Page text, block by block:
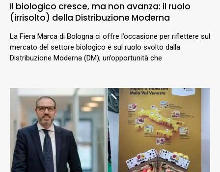
Il biologico cresce, ma non avanza: il ruolo
(irrisolto) della Distribuzione Moderna
La Fiera Marca di Bologna ci offre l’occasione per riflettere sul
mercato del settore biologico e sul ruolo svolto dalla
Distribuzione Moderna (DM); un’opportunità che